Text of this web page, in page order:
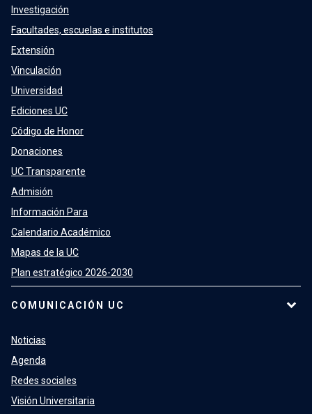
Investigación
Facultades, escuelas e institutos
Extensión
Vinculación
Universidad
Ediciones UC
Código de Honor
Donaciones
UC Transparente
Admisión
Información Para
Calendario Académico
Mapas de la UC
Plan estratégico 2026-2030
COMUNICACIÓN UC
Noticias
Agenda
Redes sociales
Visión Universitaria